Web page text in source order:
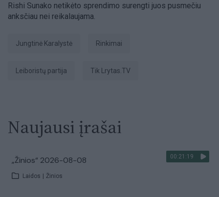
Rishi Sunako netikėto sprendimo surengti juos pusmečiu
anksčiau nei reikalaujama.
Jungtinė Karalystė Rinkimai
Leiboristų partija tik Lrytas.TV
Naujausi įrašai
00:21:19
„Žinios“ 2026-08-08
Laidos Žinios